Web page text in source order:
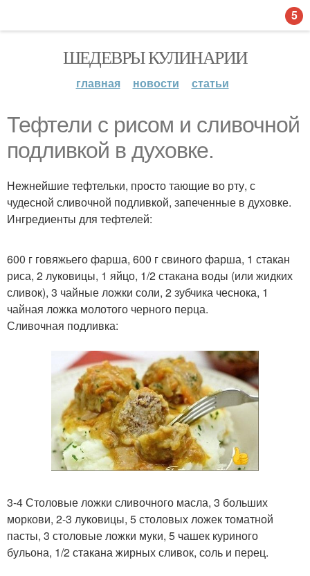
ШЕДЕВРЫ КУЛИНАРИИ
главная новости статьи
Тефтели с рисом и сливочной
подливкой в духовке.
Нежнейшие тефтельки, просто тающие во рту, с
чудесной сливочной подливкой, запеченные в духовке.
Ингредиенты для тефтелей:
600 г говяжьего фарша, 600 г свиного фарша, 1 стакан
риса, 2 луковицы, 1 яйцо, 1/2 стакана воды (или жидких
сливок), 3 чайные ложки соли, 2 зубчика чеснока, 1
чайная ложка молотого черного перца.
Сливочная подливка:
3-4 Столовые ложки сливочного масла, 3 больших
моркови, 2-3 луковицы, 5 столовых ложек томатной
пасты, 3 столовые ложки муки, 5 чашек куриного
бульона, 1/2 стакана жирных сливок, соль и перец.
5